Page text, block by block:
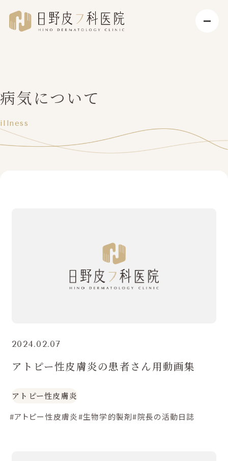
病気について
illness
2024.02.07
アトピー性皮膚炎の患者さん用動画集
アトピー性皮膚炎
#アトピー性皮膚炎#生物学的製剤#院長の活動日誌